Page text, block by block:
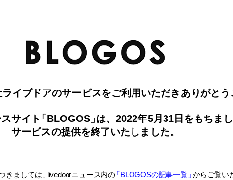
イブドアのサービスをご利用いただきありがとう
サイ ト「BLOGOS」は、2022年5月31日をもちま
サービスの提供を終了いたしました。
きましては livedoorニュース内の「BLOGOSの記事一覧」 からご覧い